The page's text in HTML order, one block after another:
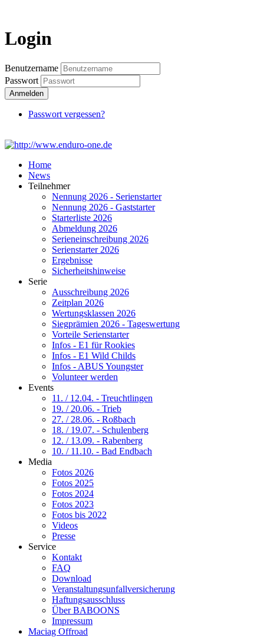
Login
Benutzername
Passwort
Anmelden
Passwort vergessen?
Home
News
Teilnehmer
Nennung 2026 - Serienstarter
Nennung 2026 - Gaststarter
Starterliste 2026
Abmeldung 2026
Serieneinschreibung 2026
Serienstarter 2026
Ergebnisse
Sicherheitshinweise
Serie
Ausschreibung 2026
Zeitplan 2026
Wertungsklassen 2026
Siegprämien 2026 - Tageswertung
Vorteile Serienstarter
Infos - E1 für Rookies
Infos - E1 Wild Childs
Infos - ABUS Youngster
Volunteer werden
Events
11. / 12.04. - Treuchtlingen
19. / 20.06. - Trieb
27. / 28.06. - Roßbach
18. / 19.07. - Schulenberg
12. / 13.09. - Rabenberg
10. / 11.10. - Bad Endbach
Media
Fotos 2026
Fotos 2025
Fotos 2024
Fotos 2023
Fotos bis 2022
Videos
Presse
Service
Kontakt
FAQ
Download
Veranstaltungsunfallversicherung
Haftungsausschluss
Über BABOONS
Impressum
Maciag Offroad